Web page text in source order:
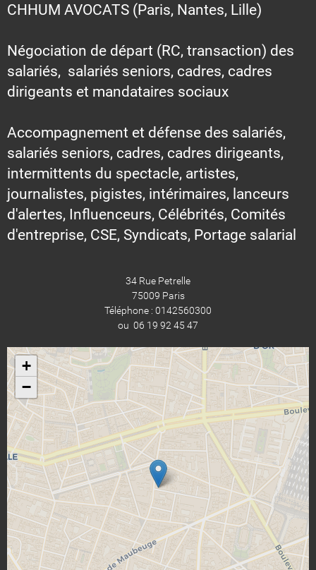
CHHUM AVOCATS (Paris, Nantes, Lille)
Négociation de départ (RC, transaction) des
salariés, salariés seniors, cadres, cadres
dirigeants et mandataires sociaux
Accompagnement et défense des salariés,
salariés seniors, cadres, cadres dirigeants,
intermittents du spectacle, artistes,
journalistes, pigistes, intérimaires, lanceurs
d'alertes, Influenceurs, Célébrités, Comités
d'entreprise, CSE, Syndicats, Portage salarial
34 Rue Petrelle
75009 Paris
Téléphone : 0142560300
ou 06 19 92 45 47
+
−